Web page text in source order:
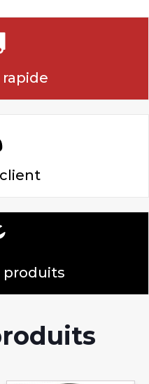
rapide
produits